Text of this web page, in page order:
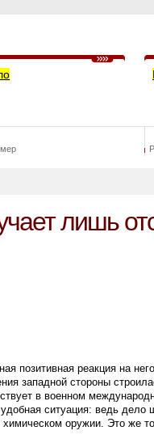
лишь
позитивная реакция на
западной стороны
в военном
ситуация: ведь дело
оружии. Это же